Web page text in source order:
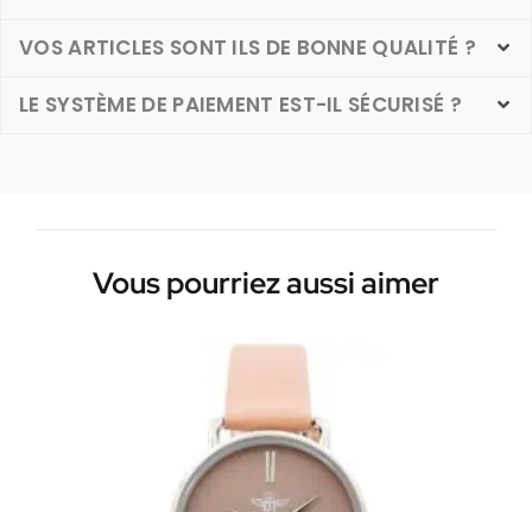
VOS ARTICLES SONT ILS DE BONNE QUALITÉ ?
LE SYSTÈME DE PAIEMENT EST-IL SÉCURISÉ ?
Vous pourriez aussi aimer